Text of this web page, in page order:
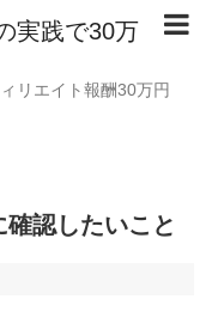
実践で30万
リエイト報酬30万円
確認したいこと